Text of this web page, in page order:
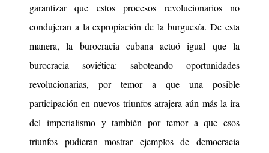
garantizar que estos procesos revolucionarios no
condujeran a la expropiación de la burguesía.De esta
manera, la burocracia cubana actuó igual que la
burocracia soviética: saboteando oportunidades
revolucionarias, por temor a que una posible
participación en nuevos triunfos atrajera aún más la ira
del imperialismo y también por temor a que esos
triunfos pudieran mostrar ejemplos de democracia